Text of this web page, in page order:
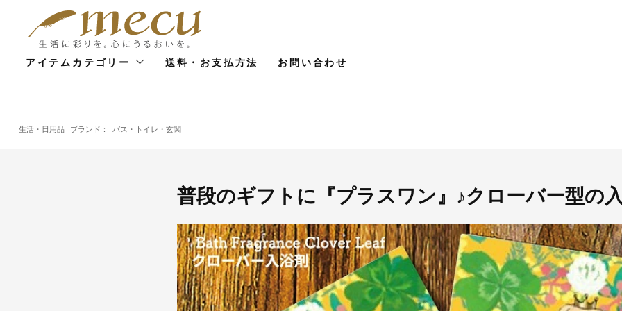
アイテムカテゴリー 送料・お支払方法 お問い合わせ
生活・日用品 ブランド： バス・トイレ・玄関
普段のギフトに『プラスワン』♪クローバー型の